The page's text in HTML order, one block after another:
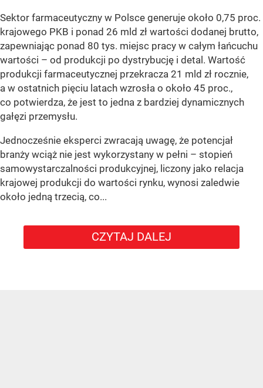
Sektor farmaceutyczny w Polsce generuje około 0,75 proc.
krajowego PKB i ponad 26 mld zł wartości dodanej brutto,
zapewniając ponad 80 tys. miejsc pracy w całym łańcuchu
wartości – od produkcji po dystrybucję i detal. Wartość
produkcji farmaceutycznej przekracza 21 mld zł rocznie,
a w ostatnich pięciu latach wzrosła o około 45 proc.,
co potwierdza, że jest to jedna z bardziej dynamicznych
gałęzi przemysłu.
Jednocześnie eksperci zwracają uwagę, że potencjał
branży wciąż nie jest wykorzystany w pełni – stopień
samowystarczalności produkcyjnej, liczony jako relacja
krajowej produkcji do wartości rynku, wynosi zaledwie
około jedną trzecią, co...
CZYTAJ DALEJ